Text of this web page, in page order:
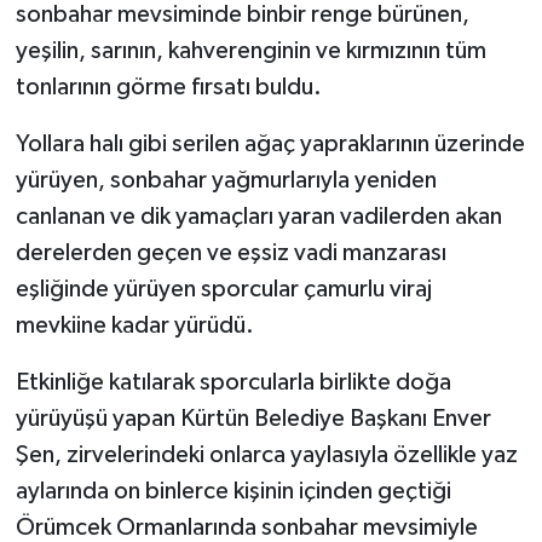
sonbahar mevsiminde binbir renge bürünen,
yeşilin, sarının, kahverenginin ve kırmızının tüm
tonlarının görme fırsatı buldu.
Yollara halı gibi serilen ağaç yapraklarının üzerinde
yürüyen, sonbahar yağmurlarıyla yeniden
canlanan ve dik yamaçları yaran vadilerden akan
derelerden geçen ve eşsiz vadi manzarası
eşliğinde yürüyen sporcular çamurlu viraj
mevkiine kadar yürüdü.
Etkinliğe katılarak sporcularla birlikte doğa
yürüyüşü yapan Kürtün Belediye Başkanı Enver
Şen, zirvelerindeki onlarca yaylasıyla özellikle yaz
aylarında on binlerce kişinin içinden geçtiği
Örümcek Ormanlarında sonbahar mevsimiyle